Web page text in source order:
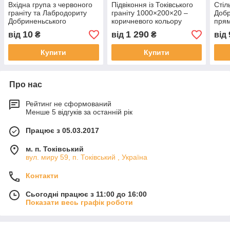
Вхідна група з червоного
граніту та Лабродориту
Добриненьського
від 10 ₴
Купити
Підвіконня із Токівського
граніту 1000×200×20 –
коричневого кольору
від 1 290₴
Купити
від
Про нас
Рейтинг не сформований
Менше 5 відгуків за останній рік
Працює з 05.03.2017
м. п. Токівський
вул. миру 59, п. Токівський , Україна
Контакти
Сьогодні працює з 11:00 до 16:00
Показати весь графік роботи